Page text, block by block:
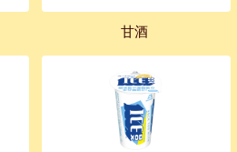
甘酒